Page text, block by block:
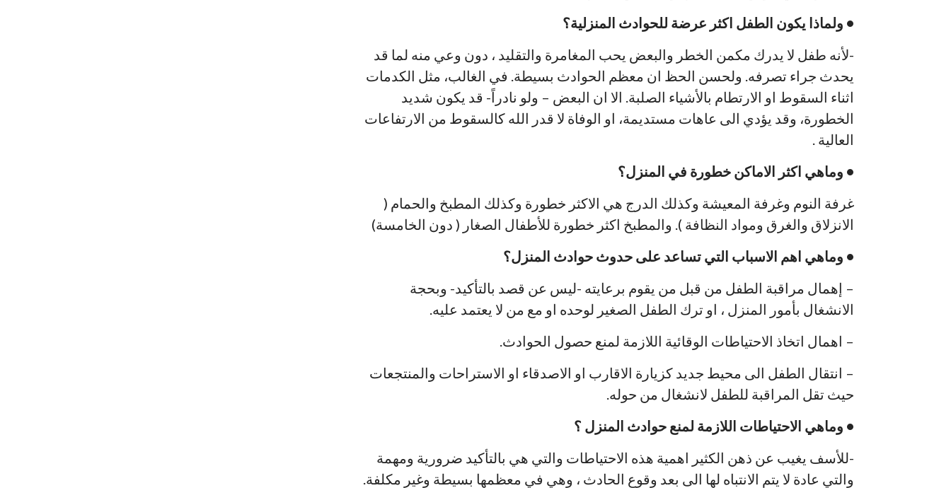
• ولماذا يكون الطفل اكثر عرضة للحوادث المنزلية؟
-لأنه طفل لا يدرك مكمن الخطر والبعض يحب المغامرة والتقليد ، دون وعي منه لما قد
يحدث جراء تصرفه. ولحسن الحظ ان معظم الحوادث بسيطة. في الغالب، مثل الكدمات
اثناء السقوط او الارتطام بالأشياء الصلبة. الا ان البعض – ولو نادراً- قد يكون شديد
الخطورة، وقد يؤدي الى عاهات مستديمة، او الوفاة لا قدر الله كالسقوط من الارتفاعات
العالية .
• وماهي اكثر الاماكن خطورة في المنزل؟
غرفة النوم وغرفة المعيشة وكذلك الدرج هي الاكثر خطورة وكذلك المطبخ والحمام (
الانزلاق والغرق ومواد النظافة ). والمطبخ اكثر خطورة للأطفال الصغار ( دون الخامسة)
• وماهي اهم الاسباب التي تساعد على حدوث حوادث المنزل؟
– إهمال مراقبة الطفل من قبل من يقوم برعايته -ليس عن قصد بالتأكيد- وبحجة
الانشغال بأمور المنزل ، او ترك الطفل الصغير لوحده او مع من لا يعتمد عليه.
– اهمال اتخاذ الاحتياطات الوقائية اللازمة لمنع حصول الحوادث.
– انتقال الطفل الى محيط جديد كزيارة الاقارب او الاصدقاء او الاستراحات والمنتجعات
حيث تقل المراقبة للطفل لانشغال من حوله.
• وماهي الاحتياطات اللازمة لمنع حوادث المنزل ؟
-للأسف يغيب عن ذهن الكثير اهمية هذه الاحتياطات والتي هي بالتأكيد ضرورية ومهمة
والتي عادة لا يتم الانتباه لها الى بعد وقوع الحادث ، وهي في معظمها بسيطة وغير مكلفة.